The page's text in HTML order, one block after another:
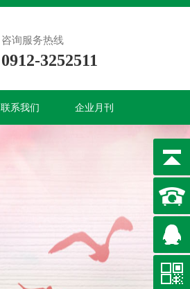
咨询服务热线
0912-3252511
联系我们 企业月刊